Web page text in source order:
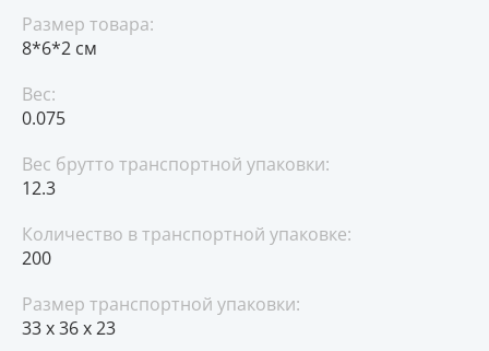
Размер товара:
8*6*2 см
Вес:
0.075
Вес брутто транспортной упаковки:
12.3
Количество в транспортной упаковке:
200
Размер транспортной упаковки:
33 x 36 x 23